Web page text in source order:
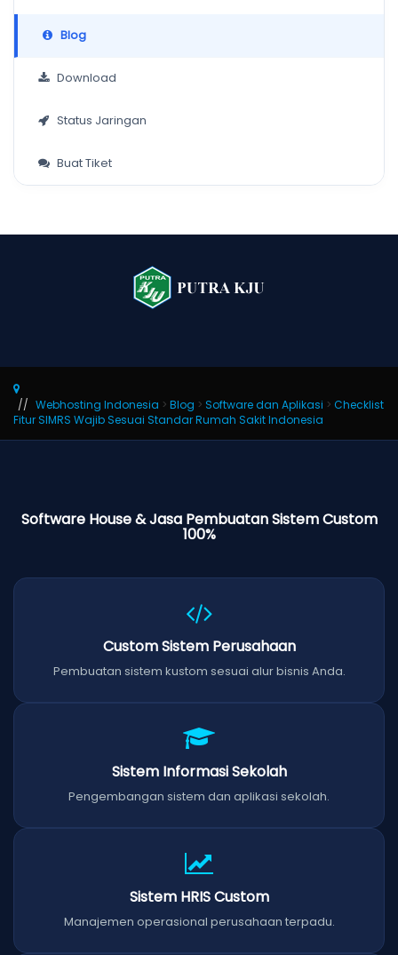
Blog
Download
Status Jaringan
Buat Tiket
Webhosting Indonesia > Blog > Software dan Aplikasi > Checklist
Fitur SIMRS Wajib Sesuai Standar Rumah Sakit Indonesia
Software House & Jasa Pembuatan Sistem Custom
100%
Custom Sistem Perusahaan
Pembuatan sistem kustom sesuai alur bisnis Anda.
Sistem Informasi Sekolah
Pengembangan sistem dan aplikasi sekolah.
Sistem HRIS Custom
Manajemen operasional perusahaan terpadu.